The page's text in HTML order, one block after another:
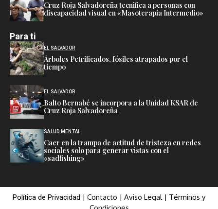
Cruz Roja Salvadoreña tecnifica a personas con
discapacidad visual en «Masoterapia Intermedio»
Para ti
EL SALVADOR
Árboles Petrificados, fósiles atrapados por el
tiempo
EL SALVADOR
Balto Bernabé se incorpora a la Unidad KSAR de
Cruz Roja Salvadoreña
SALUD MENTAL
Caer en la trampa de actitud de tristeza en redes
sociales solo para generar vistas con el
«sadfishing»
Política de Privacidad | Contacto | Aviso Legal | Términos y